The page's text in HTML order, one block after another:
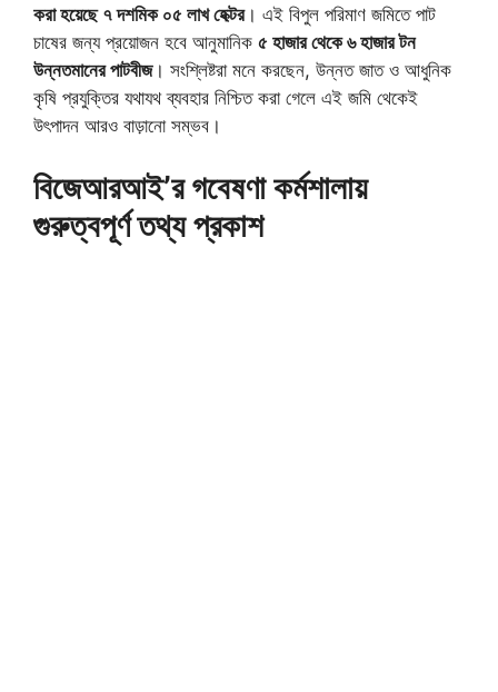
করা হয়েছে ৭ দশমিক ০৫ লাখ হেক্টর। এই বিপুল পরিমাণ জমিতে পাট
চাষের জন্য প্রয়োজন হবে আনুমানিক ৫ হাজার থেকে ৬ হাজার টন
উন্নতমানের পাটবীজ। সংশ্লিষ্টরা মনে করছেন, উন্নত জাত ও আধুনিক
কৃষি প্রযুক্তির যথাযথ ব্যবহার নিশ্চিত করা গেলে এই জমি থেকেই
উৎপাদন আরও বাড়ানো সম্ভব।
বিজেআরআই’র গবেষণা কর্মশালায়
গুরুত্বপূর্ণ তথ্য প্রকাশ